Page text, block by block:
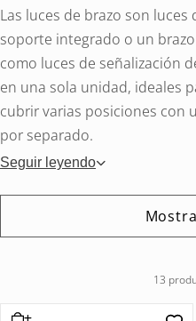
Las luces de brazo son
soporte integrado o un
como luces de señalización
en una sola unidad, ideales
cubrir varias posiciones con
por separado.
Seguir leyendo
13